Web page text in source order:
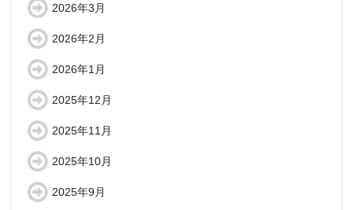
2026年3月
2026年2月
2026年1月
2025年12月
2025年11月
2025年10月
2025年9月